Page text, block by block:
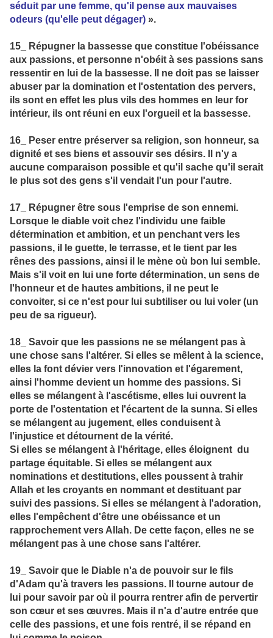
séduit par une femme, qu'il pense aux mauvaises
odeurs (qu'elle peut dégager) ».
15_ Répugner la bassesse que constitue l'obéissance
aux passions, et personne n'obéit à ses passions sans
ressentir en lui de la bassesse. Il ne doit pas se laisser
abuser par la domination et l'ostentation des pervers,
ils sont en effet les plus vils des hommes en leur for
intérieur, ils ont réuni en eux l'orgueil et la bassesse.
16_ Peser entre préserver sa religion, son honneur, sa
dignité et ses biens et assouvir ses désirs. Il n'y a
aucune comparaison possible et qu'il sache qu'il serait
le plus sot des gens s'il vendait l'un pour l'autre.
17_ Répugner être sous l'emprise de son ennemi.
Lorsque le diable voit chez l'individu une faible
détermination et ambition, et un penchant vers les
passions, il le guette, le terrasse, et le tient par les
rênes des passions, ainsi il le mène où bon lui semble.
Mais s'il voit en lui une forte détermination, un sens de
l'honneur et de hautes ambitions, il ne peut le
convoiter, si ce n'est pour lui subtiliser ou lui voler (un
peu de sa rigueur).
18_ Savoir que les passions ne se mélangent pas à
une chose sans l'altérer. Si elles se mêlent à la science,
elles la font dévier vers l'innovation et l'égarement,
ainsi l'homme devient un homme des passions. Si
elles se mélangent à l'ascétisme, elles lui ouvrent la
porte de l'ostentation et l'écartent de la sunna. Si elles
se mélangent au jugement, elles conduisent à
l'injustice et détournent de la vérité.
Si elles se mélangent à l'héritage, elles éloignent du
partage équitable. Si elles se mélangent aux
nominations et destitutions, elles poussent à trahir
Allah et les croyants en nommant et destituant par
suivi des passions. Si elles se mélangent à l'adoration,
elles l'empêchent d'être une obéissance et un
rapprochement vers Allah. De cette façon, elles ne se
mélangent pas à une chose sans l'altérer.
19_ Savoir que le Diable n'a de pouvoir sur le fils
d'Adam qu'à travers les passions. Il tourne autour de
lui pour savoir par où il pourra rentrer afin de pervertir
son cœur et ses œuvres. Mais il n'a d'autre entrée que
celle des passions, et une fois rentré, il se répand en